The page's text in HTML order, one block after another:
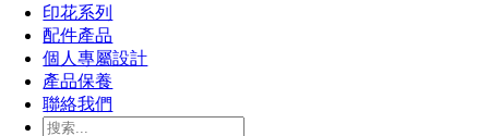
印花系列
配件產品
個人專屬設計
產品保養
聯絡我們
搜